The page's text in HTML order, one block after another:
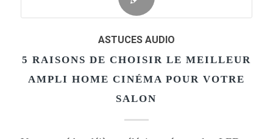
ASTUCES AUDIO
5 RAISONS DE CHOISIR LE MEILLEUR
AMPLI HOME CINÉMA POUR VOTRE
SALON